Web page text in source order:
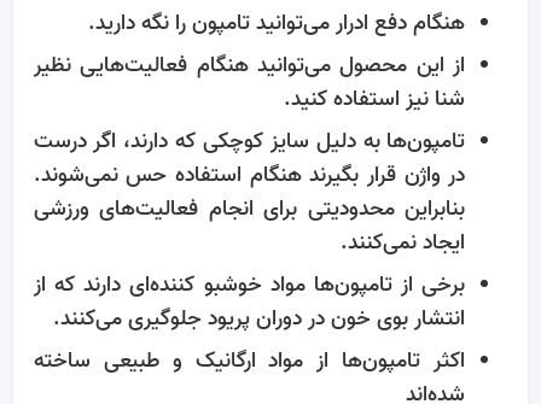
هنگام دفع ادرار می‌توانید تامپون را نگه دارید.
از این محصول می‌توانید هنگام فعالیت‌هایی نظیر
شنا نیز استفاده کنید.
تامپون‌ها به دلیل سایز کوچکی که دارند، اگر درست
در واژن قرار بگیرند هنگام استفاده حس نمی‌شوند.
بنابراین محدودیتی برای انجام فعالیت‌های ورزشی
ایجاد نمی‌کنند.
برخی از تامپون‌ها مواد خوشبو کننده‌ای دارند که از
انتشار بوی خون در دوران پریود جلوگیری می‌کنند.
اکثر تامپون‌ها از مواد ارگانیک و طبیعی ساخته
شده‌اند